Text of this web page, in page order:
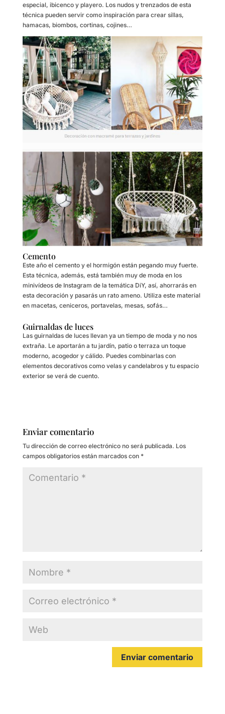
especial, ibicenco y playero. Los nudos y trenzados de esta
técnica pueden servir como inspiración para crear sillas,
hamacas, biombos, cortinas, cojines…
Cemento
Este año el cemento y el hormigón están pegando muy fuerte.
Esta técnica, además, está también muy de moda en los
minivídeos de Instagram de la temática DiY, así, ahorrarás en
esta decoración y pasarás un rato ameno. Utiliza este material
en macetas, ceniceros, portavelas, mesas, sofás…
Guirnaldas de luces
Las guirnaldas de luces llevan ya un tiempo de moda y no nos
extraña. Le aportarán a tu jardín, patio o terraza un toque
moderno, acogedor y cálido. Puedes combinarlas con
elementos decorativos como velas y candelabros y tu espacio
exterior se verá de cuento.
Enviar comentario
Tu dirección de correo electrónico no será publicada. Los
campos obligatorios están marcados con *